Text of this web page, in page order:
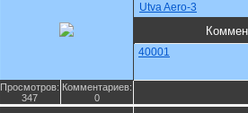
Utva Aero-3
40001
Просмотров:
347
Комментариев:
0